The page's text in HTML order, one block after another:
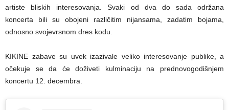
artiste bliskih interesovanja. Svaki od dva do sada održana
koncerta bili su obojeni različitim nijansama, zadatim bojama,
odnosno svojevrsnom dres kodu.
KIKINE zabave su uvek izazivale veliko interesovanje publike, a
očekuje se da će doživeti kulminaciju na prednovogodišnjem
koncertu 12. decembra.